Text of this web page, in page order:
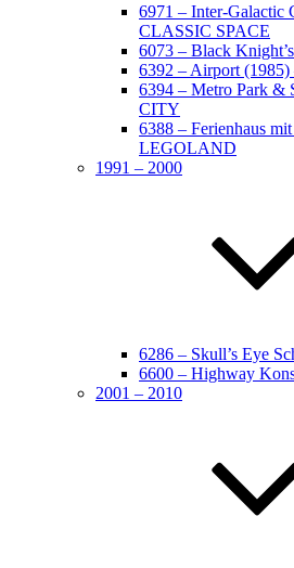
6971 – Inter-Galactic
CLASSIC SPACE
6073 – Black
6392 – Airport
6394 – Metro Park &
CITY
6388 – Ferienhaus
LEGOLAND
1991 – 2000
6286 – Skull’s Eye
6600 – Highway
2001 – 2010